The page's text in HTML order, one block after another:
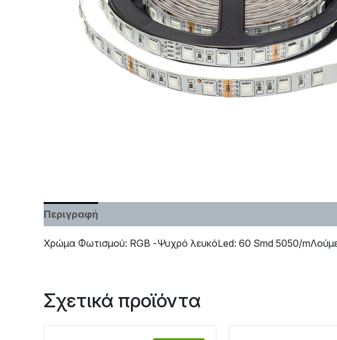
Περιγραφή
Χρώμα Φωτισμού: RGB -Ψυχρό λευκόLed: 60 Smd 5050/
Σχετικά προϊόντα